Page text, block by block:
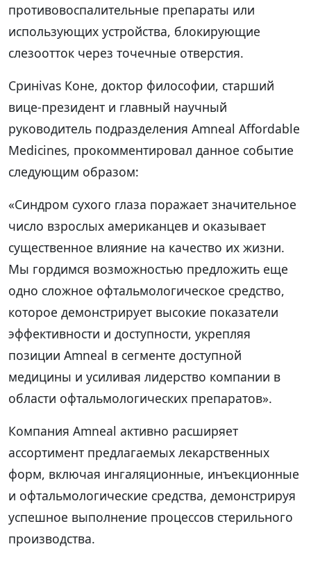
противовоспалительные препараты или
использующих устройства, блокирующие
слезоотток через точечные отверстия.
Сринivas Коне, доктор философии, старший
вице-президент и главный научный
руководитель подразделения Amneal Affordable
Medicines, прокомментировал данное событие
следующим образом:
«Синдром сухого глаза поражает значительное
число взрослых американцев и оказывает
существенное влияние на качество их жизни.
Мы гордимся возможностью предложить еще
одно сложное офтальмологическое средство,
которое демонстрирует высокие показатели
эффективности и доступности, укрепляя
позиции Amneal в сегменте доступной
медицины и усиливая лидерство компании в
области офтальмологических препаратов».
Компания Amneal активно расширяет
ассортимент предлагаемых лекарственных
форм, включая ингаляционные, инъекционные
и офтальмологические средства, демонстрируя
успешное выполнение процессов стерильного
производства.